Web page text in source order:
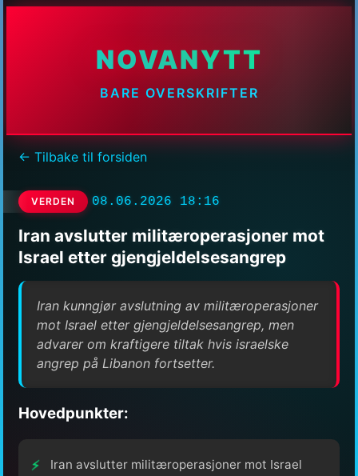
NOVANYTT
BARE OVERSKRIFTER
← Tilbake til forsiden
VERDEN 08.06.2026 18:16
Iran avslutter militæroperasjoner mot
Israel etter gjengjeldelsesangrep
Iran kunngjør avslutning av militæroperasjoner
mot Israel etter gjengjeldelsesangrep, men
advarer om kraftigere tiltak hvis israelske
angrep på Libanon fortsetter.
Hovedpunkter:
Iran avslutter militæroperasjoner mot Israel